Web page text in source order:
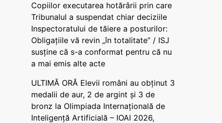
Copiilor executarea hotărârii prin care
Tribunalul a suspendat chiar deciziile
Inspectoratului de tăiere a posturilor:
Obligațiile vă revin „în totalitate” / ISJ
susține că s-a conformat pentru că nu
a mai emis alte acte
ULTIMĂ ORĂ Elevii români au obținut 3
medalii de aur, 2 de argint și 3 de
bronz la Olimpiada Internațională de
Inteligență Artificială – IOAI 2026,